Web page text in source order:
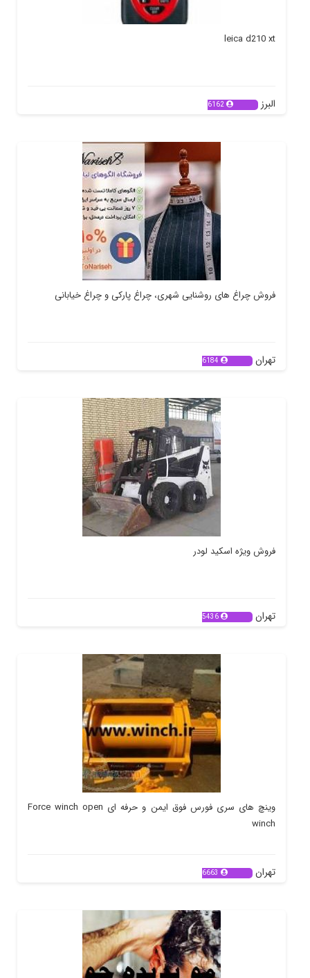
leica d210 xt
البرز 6162
فروش چراغ های روشنایی شهری، چراغ پارکی و چراغ خیابانی
تهران 6184
فروش ویژه اسکید لودر
تهران 5436
وینچ های سری فورس فوق ایمن و حرفه ای Force winch open
winch
تهران 6663